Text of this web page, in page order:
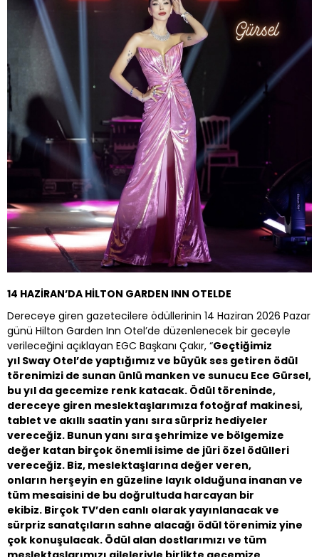
14 HAZİRAN’DA HİLTON GARDEN INN OTELDE
Dereceye giren gazetecilere ödüllerinin 14 Haziran 2026 Pazar
günü Hilton Garden Inn Otel’de düzenlenecek bir geceyle
verileceğini açıklayan EGC Başkanı Çakır, “Geçtiğimiz
yıl Sway Otel’de yaptığımız ve büyük ses getiren ödül
törenimizi de sunan ünlü manken ve sunucu Ece Gürsel,
bu yıl da gecemize renk katacak. Ödül töreninde,
dereceye giren meslektaşlarımıza fotoğraf makinesi,
tablet ve akıllı saatin yanı sıra sürpriz hediyeler
vereceğiz. Bunun yanı sıra şehrimize ve bölgemize
değer katan birçok önemli isime de jüri özel ödülleri
vereceğiz. Biz, meslektaşlarına değer veren,
onların herşeyin en güzeline layık olduğuna inanan ve
tüm mesaisini de bu doğrultuda harcayan bir
ekibiz. Birçok TV’den canlı olarak yayınlanacak ve
sürpriz sanatçıların sahne alacağı ödül törenimiz yine
çok konuşulacak. Ödül alan dostlarımızı ve tüm